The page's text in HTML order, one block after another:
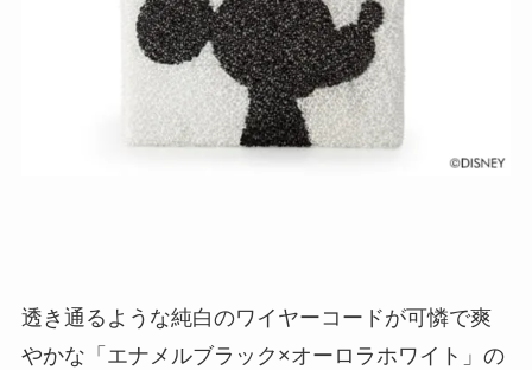
透き通るような純白のワイヤーコードが可憐で爽
やかな「エナメルブラック×オーロラホワイト」の